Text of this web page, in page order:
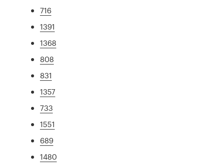
716
1391
1368
808
831
1357
733
1551
689
1480